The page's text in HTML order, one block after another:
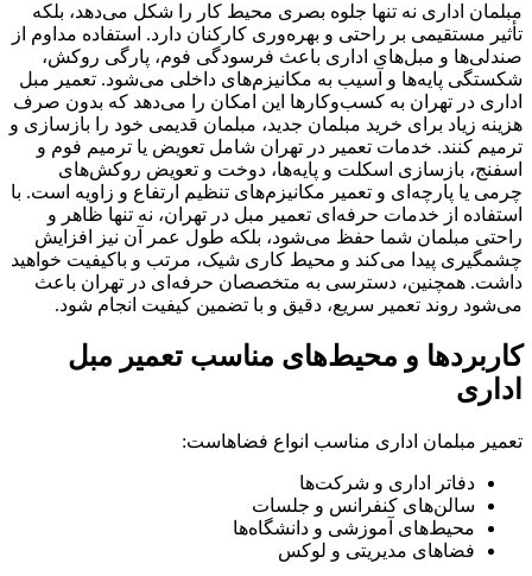
مبلمان اداری نه تنها جلوه بصری محیط کار را شکل می‌دهد، بلکه
تأثیر مستقیمی بر راحتی و بهره‌وری کارکنان دارد. استفاده مداوم از
صندلی‌ها و مبل‌های اداری باعث فرسودگی فوم، پارگی روکش،
شکستگی پایه‌ها و آسیب به مکانیزم‌های داخلی می‌شود. تعمیر مبل
اداری در تهران به کسب‌وکارها این امکان را می‌دهد که بدون صرف
هزینه زیاد برای خرید مبلمان جدید، مبلمان قدیمی خود را بازسازی و
ترمیم کنند. خدمات تعمیر در تهران شامل تعویض یا ترمیم فوم و
اسفنج، بازسازی اسکلت و پایه‌ها، دوخت و تعویض روکش‌های
چرمی یا پارچه‌ای و تعمیر مکانیزم‌های تنظیم ارتفاع و زاویه است. با
استفاده از خدمات حرفه‌ای تعمیر مبل در تهران، نه تنها ظاهر و
راحتی مبلمان شما حفظ می‌شود، بلکه طول عمر آن نیز افزایش
چشمگیری پیدا می‌کند و محیط کاری شیک، مرتب و باکیفیت خواهید
داشت. همچنین، دسترسی به متخصصان حرفه‌ای در تهران باعث
می‌شود روند تعمیر سریع، دقیق و با تضمین کیفیت انجام شود.
کاربردها و محیط‌های مناسب تعمیر مبل
اداری
تعمیر مبلمان اداری مناسب انواع فضاهاست:
دفاتر اداری و شرکت‌ها
سالن‌های کنفرانس و جلسات
محیط‌های آموزشی و دانشگاه‌ها
فضاهای مدیریتی و لوکس